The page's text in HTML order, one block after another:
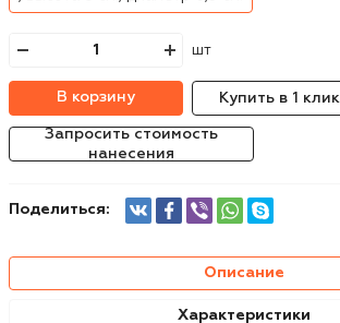
шт
В корзину Купить в 1 клик
Запросить стоимость
нанесения
Поделиться:
Описание
Характеристики